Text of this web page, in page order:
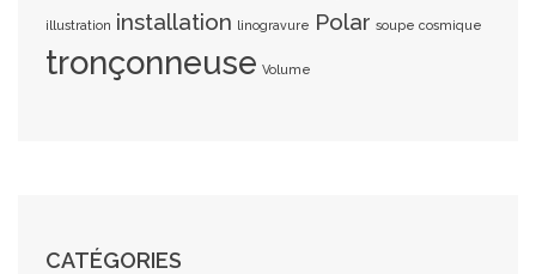
illustration installation linogravure Polar soupe cosmique
tronçonneuse Volume
CATÉGORIES